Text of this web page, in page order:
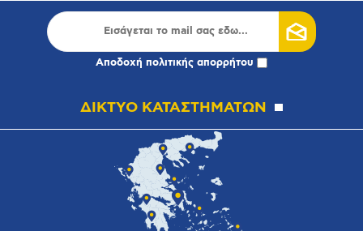
Αποδοχή πολιτικής απορρήτου
ΔΙΚΤΥΟ ΚΑΤΑΣΤΗΜΑΤΩΝ